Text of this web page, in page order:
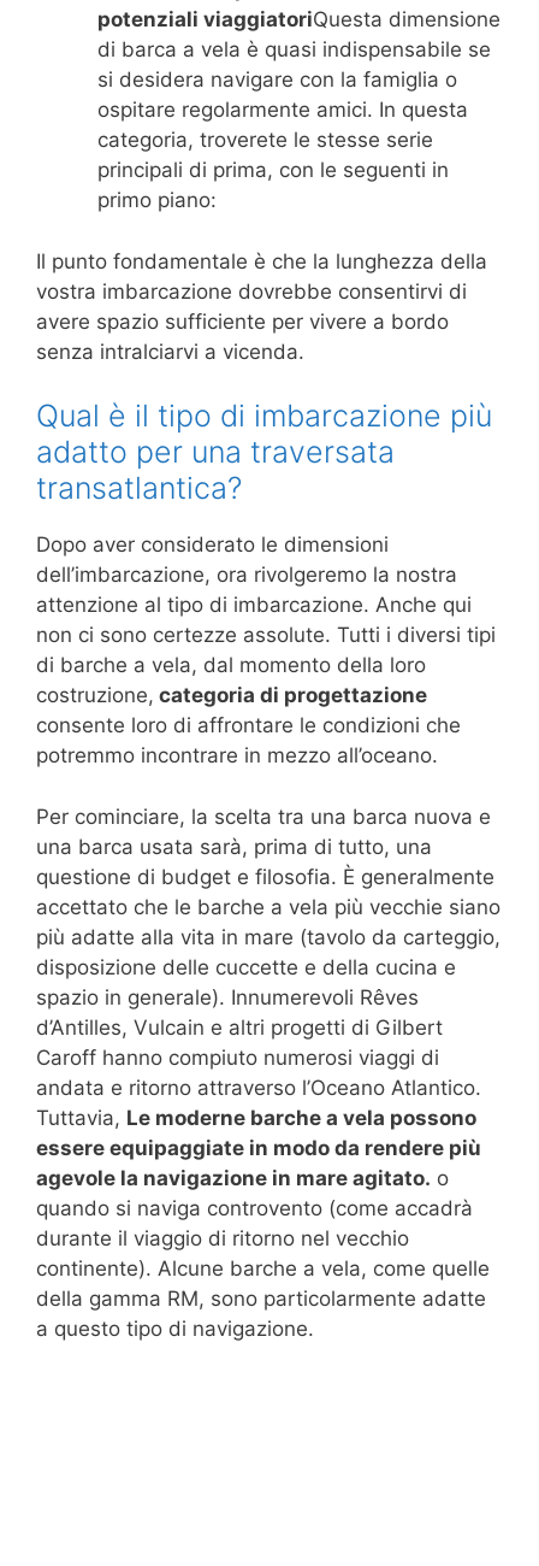
potenziali viaggiatoriQuesta dimensione
di barca a vela è quasi indispensabile se
si desidera navigare con la famiglia o
ospitare regolarmente amici. In questa
categoria, troverete le stesse serie
principali di prima, con le seguenti in
primo piano:
Il punto fondamentale è che la lunghezza della
vostra imbarcazione dovrebbe consentirvi di
avere spazio sufficiente per vivere a bordo
senza intralciarvi a vicenda.
Qual è il tipo di imbarcazione più
adatto per una traversata
transatlantica?
Dopo aver considerato le dimensioni
dell’imbarcazione, ora rivolgeremo la nostra
attenzione al tipo di imbarcazione. Anche qui
non ci sono certezze assolute. Tutti i diversi tipi
di barche a vela, dal momento della loro
costruzione, categoria di progettazione
consente loro di affrontare le condizioni che
potremmo incontrare in mezzo all’oceano.
Per cominciare, la scelta tra una barca nuova e
una barca usata sarà, prima di tutto, una
questione di budget e filosofia. È generalmente
accettato che le barche a vela più vecchie siano
più adatte alla vita in mare (tavolo da carteggio,
disposizione delle cuccette e della cucina e
spazio in generale). Innumerevoli Rêves
d’Antilles, Vulcain e altri progetti di Gilbert
Caroff hanno compiuto numerosi viaggi di
andata e ritorno attraverso l’Oceano Atlantico.
Tuttavia, Le moderne barche a vela possono
essere equipaggiate in modo da rendere più
agevole la navigazione in mare agitato. o
quando si naviga controvento (come accadrà
durante il viaggio di ritorno nel vecchio
continente). Alcune barche a vela, come quelle
della gamma RM, sono particolarmente adatte
a questo tipo di navigazione.